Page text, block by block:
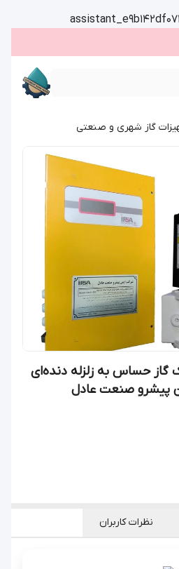
گاز شهری و صنعتی
گاز حساس به زلزله دنده‌ای
نظرات کاربران